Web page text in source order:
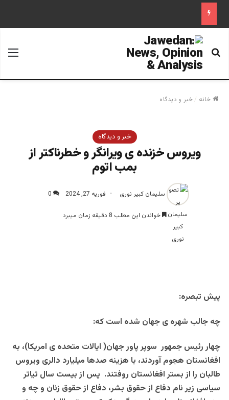
جستجو برای
خانه /خبر و دیدگاه
خبر و دیدگاه
ویروس خزنده ی ویرانگر و خطرناکتر از
بمب اتوم
سلیمان کبیر نوری فوریه 27, 2024 0
خواندن این مطلب 8 دقیقه زمان میبرد
پیش تبصره:
چه جالب شهره ی جهان شده است که:
چهار رئیس جمهور سوپر پاور جهان( ایالات متحده ی امریکا)، به
افغانستان هجوم آوردند، با هزینه صدها میلیارد دالری ویروس
طالبان را از بستر افغانستان روفتند. پس از بیست سال تیاتر
سیاسی زیر نام دفاع از حقوق بشر، دفاع از حقوق زنان و چه و